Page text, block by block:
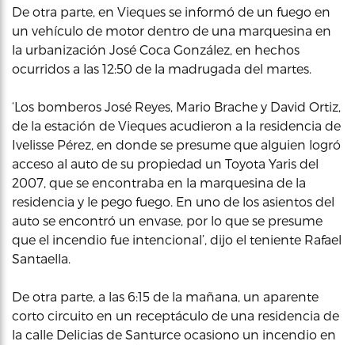
De otra parte, en Vieques se informó de un fuego en
un vehículo de motor dentro de una marquesina en
la urbanización José Coca González, en hechos
ocurridos a las 12:50 de la madrugada del martes.
‘Los bomberos José Reyes, Mario Brache y David Ortiz,
de la estación de Vieques acudieron a la residencia de
Ivelisse Pérez, en donde se presume que alguien logró
acceso al auto de su propiedad un Toyota Yaris del
2007, que se encontraba en la marquesina de la
residencia y le pego fuego. En uno de los asientos del
auto se encontró un envase, por lo que se presume
que el incendio fue intencional’, dijo el teniente Rafael
Santaella.
De otra parte, a las 6:15 de la mañana, un aparente
corto circuito en un receptáculo de una residencia de
la calle Delicias de Santurce ocasiono un incendio en